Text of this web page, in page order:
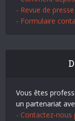
- Revue de presse
- Formulaire
Vous êtes
un partenariat
- Contactez-